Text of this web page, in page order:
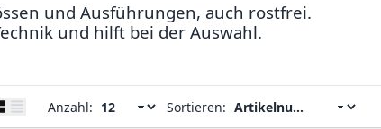
und Ausführungen, auch rostfrei.
und hilft bei der Auswahl.
Anzahl: Sortieren: